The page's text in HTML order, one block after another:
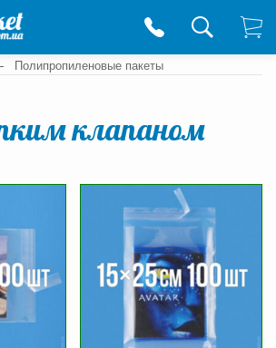
Полипропиленовые пакеты
клапаном